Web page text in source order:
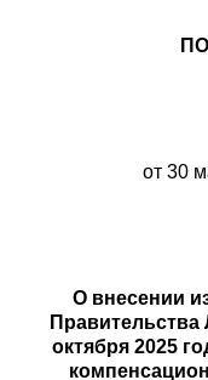
от 30
О внесении
Правительства
октября 2025